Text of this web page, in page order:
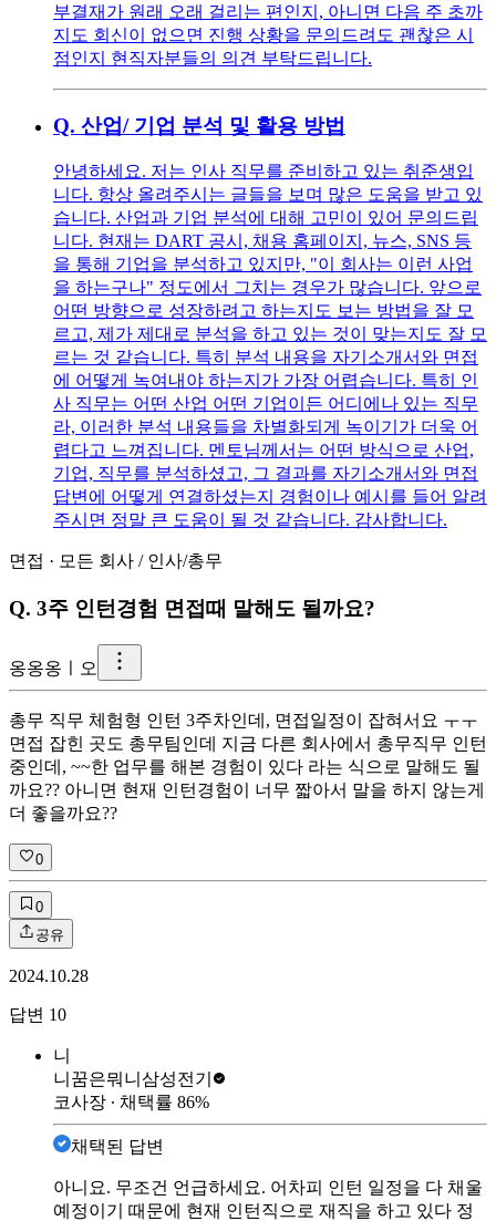
부결재가 원래 오래 걸리는 편인지, 아니면 다음 주 초까
지도 회신이 없으면 진행 상황을 문의드려도 괜찮은 시
점인지 현직자분들의 의견 부탁드립니다.
Q. 산업/ 기업 분석 및 활용 방법
안녕하세요. 저는 인사 직무를 준비하고 있는 취준생입
니다. 항상 올려주시는 글들을 보며 많은 도움을 받고 있
습니다. 산업과 기업 분석에 대해 고민이 있어 문의드립
니다. 현재는 DART 공시, 채용 홈페이지, 뉴스, SNS 등
을 통해 기업을 분석하고 있지만, "이 회사는 이런 사업
을 하는구나" 정도에서 그치는 경우가 많습니다. 앞으로
어떤 방향으로 성장하려고 하는지도 보는 방법을 잘 모
르고, 제가 제대로 분석을 하고 있는 것이 맞는지도 잘 모
르는 것 같습니다. 특히 분석 내용을 자기소개서와 면접
에 어떻게 녹여내야 하는지가 가장 어렵습니다. 특히 인
사 직무는 어떤 산업 어떤 기업이든 어디에나 있는 직무
라, 이러한 분석 내용들을 차별화되게 녹이기가 더욱 어
렵다고 느껴집니다. 멘토님께서는 어떤 방식으로 산업,
기업, 직무를 분석하셨고, 그 결과를 자기소개서와 면접
답변에 어떻게 연결하셨는지 경험이나 예시를 들어 알려
주시면 정말 큰 도움이 될 것 같습니다. 감사합니다.
면접 · 모든 회사 / 인사/총무
Q. 3주 인턴경험 면접때 말해도 될까요?
옹옹옹ㅣ오
총무 직무 체험형 인턴 3주차인데, 면접일정이 잡혀서요 ㅜㅜ
면접 잡힌 곳도 총무팀인데 지금 다른 회사에서 총무직무 인턴
중인데, ~~한 업무를 해본 경험이 있다 라는 식으로 말해도 될
까요?? 아니면 현재 인턴경험이 너무 짧아서 말을 하지 않는게
더 좋을까요??
0
0
공유
2024.10.28
답변 10
니
니꿈은뭐니 삼성전기
코사장 ∙ 채택률 86%
채택된 답변
아니요. 무조건 언급하세요. 어차피 인턴 일정을 다 채울
예정이기 때문에 현재 인턴직으로 재직을 하고 있다 정